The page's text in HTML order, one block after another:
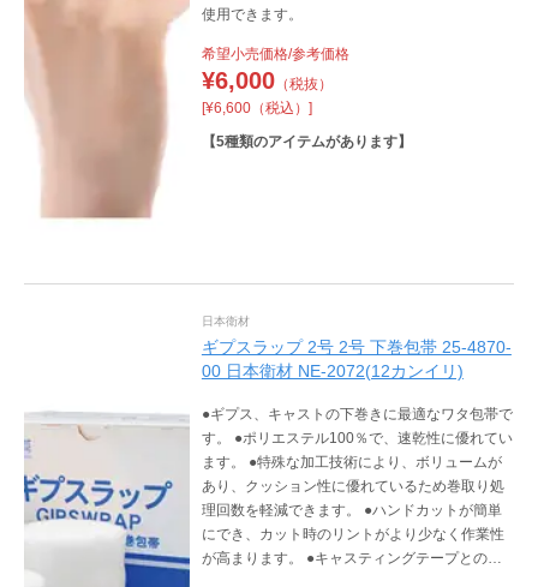
使用できます。
希望小売価格/参考価格
¥6,000（税抜）
[¥6,600（税込）]
【5種類のアイテムがあります】
日本衛材
ギプスラップ 2号 2号 下巻包帯 25-4870-
00 日本衛材 NE-2072(12カンイリ)
●ギプス、キャストの下巻きに最適なワタ包帯で
す。 ●ポリエステル100％で、速乾性に優れてい
ます。 ●特殊な加工技術により、ボリュームが
あり、クッション性に優れているため巻取り処
理回数を軽減できます。 ●ハンドカットが簡単
にでき、カット時のリントがより少なく作業性
が高まります。 ●キャスティングテープとの接